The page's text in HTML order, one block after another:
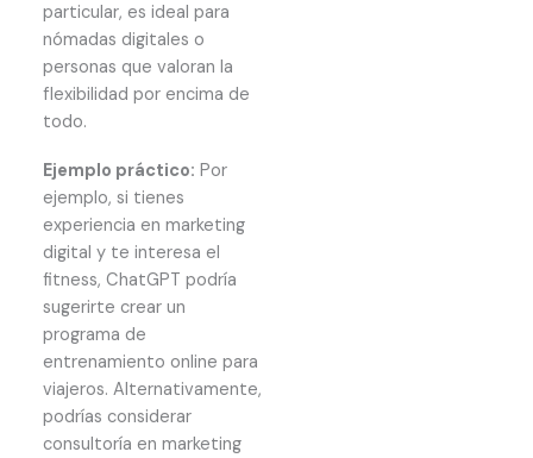
particular, es ideal para
nómadas digitales o
personas que valoran la
flexibilidad por encima de
todo.
Ejemplo práctico: Por
ejemplo, si tienes
experiencia en marketing
digital y te interesa el
fitness, ChatGPT podría
sugerirte crear un
programa de
entrenamiento online para
viajeros. Alternativamente,
podrías considerar
consultoría en marketing